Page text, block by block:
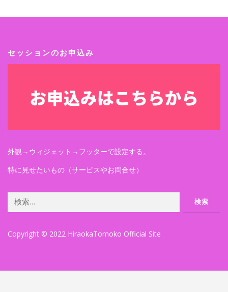
セッションのお申込み
外観→ウィジェット→フッターで設定する。
特に見せたいもの（サービスやお問合せ）
索:
Copyright © 2022 HiraokaTomoko Official Site